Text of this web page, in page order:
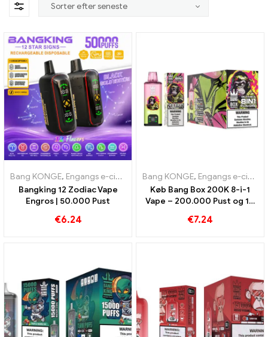
Bang KONGE, Engangs e-cigaretter ,Engangs e-cigaretter Belgien
Bangking 12 Zodiac Vape
Engros | 50.000 Pust
€6.24
Bang KONGE, Engangs e-cigaretter
Køb Bang Box 200K 8-i-1
Vape – 200.000 Pust og 10
€7.24